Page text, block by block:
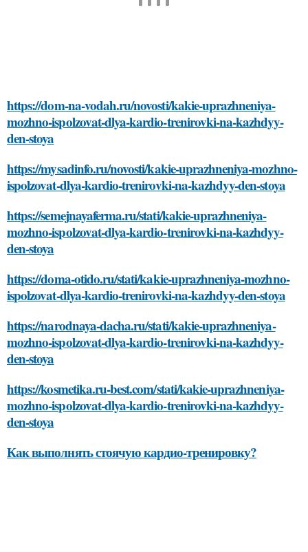
https://dom-na-vodah.ru/novosti/kakie-uprazhneniya-
mozhno-ispolzovat-dlya-kardio-trenirovki-na-kazhdyy-
den-stoya
https://mysadinfo.ru/novosti/kakie-uprazhneniya-mozhno-
ispolzovat-dlya-kardio-trenirovki-na-kazhdyy-den-stoya
https://semejnayaferma.ru/stati/kakie-uprazhneniya-
mozhno-ispolzovat-dlya-kardio-trenirovki-na-kazhdyy-
den-stoya
https://doma-otido.ru/stati/kakie-uprazhneniya-mozhno-
ispolzovat-dlya-kardio-trenirovki-na-kazhdyy-den-stoya
https://narodnaya-dacha.ru/stati/kakie-uprazhneniya-
mozhno-ispolzovat-dlya-kardio-trenirovki-na-kazhdyy-
den-stoya
https://kosmetika.ru-best.com/stati/kakie-uprazhneniya-
mozhno-ispolzovat-dlya-kardio-trenirovki-na-kazhdyy-
den-stoya
Как выполнять стоячую кардио-тренировку?